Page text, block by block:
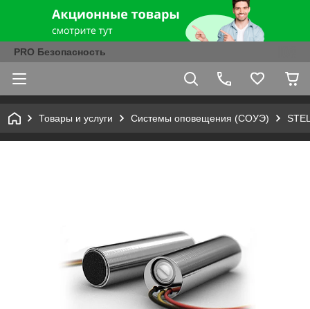
PRO Безопасность
Товары и услуги Системы оповещения (СОУЭ)